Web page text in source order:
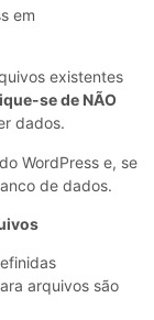
em
existentes
se de NÃO
dados.
WordPress e, se
de dados.
arquivos são